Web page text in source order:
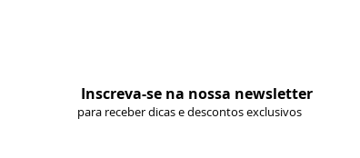
Inscreva-se na nossa newsletter
para receber dicas e descontos exclusivos